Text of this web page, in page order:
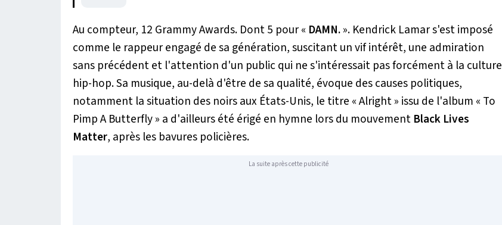
Au compteur, 12 Grammy Awards. Dont 5 pour « DAMN.». Kendrick Lamar s'est imposé
comme le rappeur engagé de sa génération, suscitant un vif intérêt, une admiration
sans précédent et l'attention d'un public qui ne s'intéressait pas forcément à la culture
hip-hop. Sa musique, au-delà d'être de sa qualité, évoque des causes politiques,
notamment la situation des noirs aux États-Unis, le titre «Alright» issu de l'album « To
Pimp A Butterfly» a d'ailleurs été érigé en hymne lors du mouvement Black Lives
Matter, après les bavures policières.
La suite après cette publicité